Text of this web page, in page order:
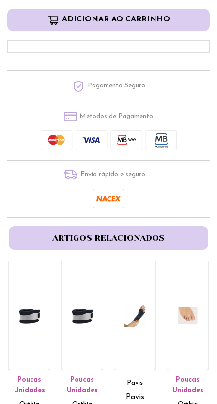
ADICIONAR AO CARRINHO
Pagamento Seguro
Métodos de Pagamento
Envio rápido e seguro
ARTIGOS RELACIONADOS
Poucas
Unidades
Poucas
Unidades
Pavis
Pavis
Poucas
Unidades